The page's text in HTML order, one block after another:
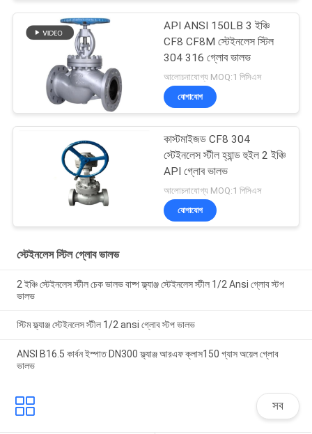
API ANSI 150LB 3 ইঞ্চি
CF8 CF8M স্টেইনলেস স্টিল
304 316 গ্লোব ভালভ
আলোচনাযোগ্য MOQ:1 পিসিএস
যোগাযোগ
কাস্টমাইজড CF8 304
স্টেইনলেস স্টীল হ্যান্ড হুইল 2 ইঞ্চি
API গ্লোব ভালভ
আলোচনাযোগ্য MOQ:1 পিসিএস
যোগাযোগ
স্টেইনলেস স্টিল গ্লোব ভালভ
2 ইঞ্চি স্টেইনলেস স্টীল চেক ভালভ বাষ্প ফ্ল্যাঞ্জ স্টেইনলেস স্টীল 1/2 Ansi গ্লোব স্টপ
ভালভ
স্টিম ফ্ল্যাঞ্জ স্টেইনলেস স্টীল 1/2 ansi গ্লোব স্টপ ভালভ
ANSI B16.5 কার্বন ইস্পাত DN300 ফ্ল্যাঞ্জ আরএফ ক্লাস150 গ্যাস অয়েল গ্লোব
ভালভ
সব